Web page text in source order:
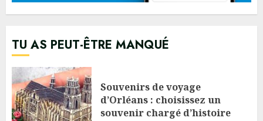
TU AS PEUT-ÊTRE MANQUÉ
Souvenirs de voyage
d’Orléans : choisissez un
souvenir chargé d’histoire